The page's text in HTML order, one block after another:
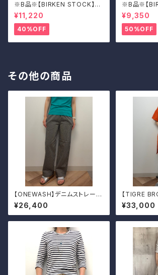
※B品※【BIRKEN STOCK】M
adrid Big Buckle/マドリッド
ビッグバックル 39
¥11,220
40%OFF
※B品※【
adrid Big
ビッグバッ
¥9,350
50%OFF
その他の商品
【ONEWASH】デニムストレート
パンツ
¥26,400
【TIGRE
cotton ｵｰﾊﾞ
¥33,000